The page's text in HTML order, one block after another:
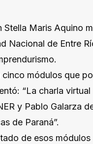
Maris Aquino
Nacional de Entre
módulos que
“La charla
y Pablo Galarza
de Paraná”.
de esos